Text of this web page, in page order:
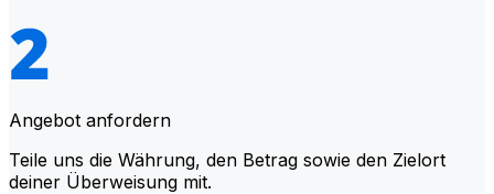
Angebot anfordern
Teile uns die Währung, den Betrag sowie den Zielort
deiner Überweisung mit.